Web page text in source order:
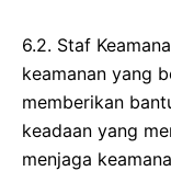
6.2. Staf
keamanan yang
memberikan
keadaan yang
menjaga